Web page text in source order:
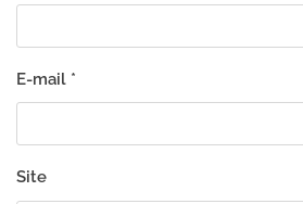
E-mail *
Site